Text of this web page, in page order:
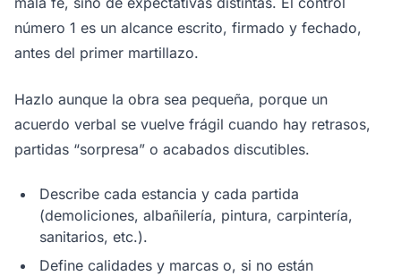
número 1 es un alcance escrito, firmado y fechado,
antes del primer martillazo.
Hazlo aunque la obra sea pequeña, porque un
acuerdo verbal se vuelve frágil cuando hay retrasos,
partidas “sorpresa” o acabados discutibles.
Describe cada estancia y cada partida
(demoliciones, albañilería, pintura, carpintería,
sanitarios, etc.).
Define calidades y marcas o, si no están